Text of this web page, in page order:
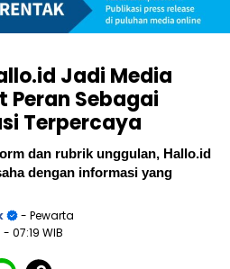
Jadi Media
Peran Sebagai
Terpercaya
dan rubrik unggulan, Hallo.id
dengan informasi yang
- Pewarta
- 07:19 WIB